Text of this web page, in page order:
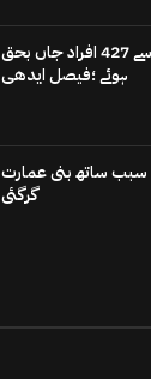
کراچی میں 5روز میں گرمی سے 427 افراد جاں بحق
ہوئے ؛فیصل ایدھی
سبب ساتھ بنی عمارت
گرگئی